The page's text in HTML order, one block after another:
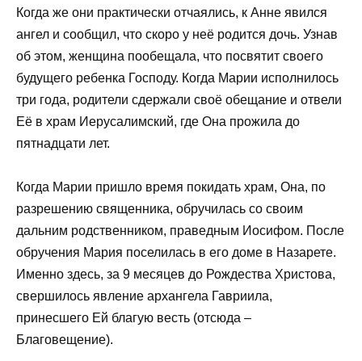
Когда же они практически отчаялись, к Анне явился
ангел и сообщил, что скоро у неё родится дочь. Узнав
об этом, женщина пообещала, что посвятит своего
будущего ребенка Господу. Когда Марии исполнилось
три года, родители сдержали своё обещание и отвели
Её в храм Иерусалимский, где Она прожила до
пятнадцати лет.
Когда Марии пришло время покидать храм, Она, по
разрешению священника, обручилась со своим
дальним родственником, праведным Иосифом. После
обручения Мария поселилась в его доме в Назарете.
Именно здесь, за 9 месяцев до Рождества Христова,
свершилось явление архангела Гавриила,
принесшего Ей благую весть (отсюда –
Благовещение).